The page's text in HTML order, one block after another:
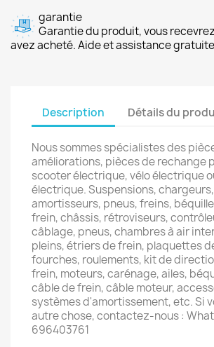
garantie
Garantie du produit, vous
avez acheté. Aide et assistance
Description Détails du
Nous sommes spécialistes des
améliorations, pièces de rechange
scooter électrique, vélo électrique
électrique. Suspensions,
amortisseurs, pneus, freins,
frein, châssis, rétroviseurs,
câblage, pneus, chambres à air
pleins, étriers de frein, plaquettes
fourches, roulements, kit de
frein, moteurs, carénage, ailes,
câble de frein, câble moteur,
systèmes d'amortissement, etc. Si
autre chose, contactez-nous :
696403761